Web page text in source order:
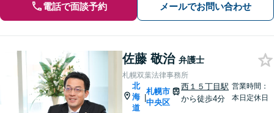
電話で面談予約 メールでお問い合わせ
佐藤 敬治 弁護士
札幌双葉法律事務所
北
海
道
|
札幌市
中央区
西１５丁目駅
から徒歩4分
営業時間：
本日定休日